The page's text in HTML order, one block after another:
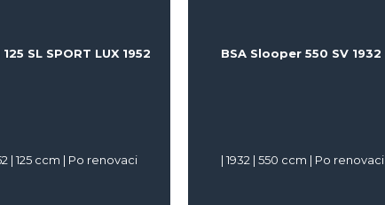
125 SL SPORT LUX 1952
| 125 ccm | Po renovaci
BSA Slooper 550 SV 1932
| 1932 | 550 ccm | Po renovaci